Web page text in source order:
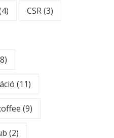
CSR(3)
(11)
(9)
(2)